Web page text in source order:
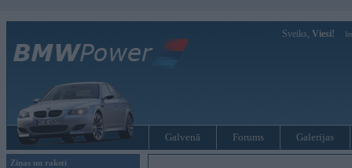
Sveiks, Viesi!
Galvenā Forums Galerijas
Ziņas un raksti